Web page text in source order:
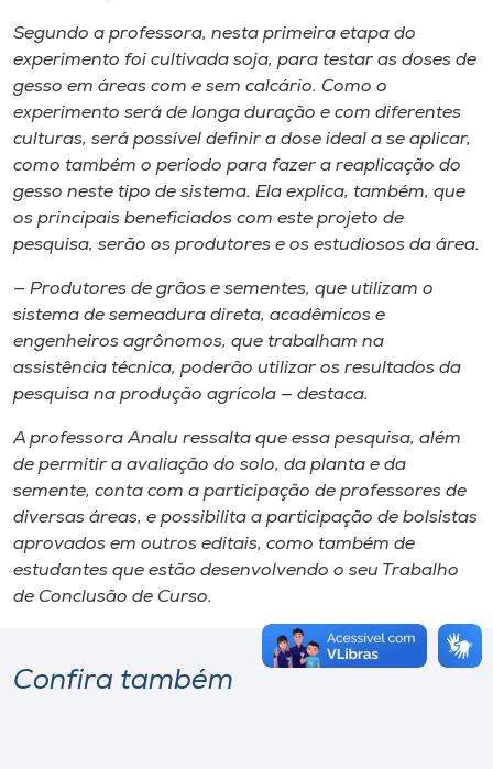
Segundo a professora, nesta primeira etapa do
experimento foi cultivada soja, para testar as doses de
gesso em áreas com e sem calcário. Como o
experimento será de longa duração e com diferentes
culturas, será possível definir a dose ideal a se aplicar,
como também o período para fazer a reaplicação do
gesso neste tipo de sistema. Ela explica, também, que
os principais beneficiados com este projeto de
pesquisa, serão os produtores e os estudiosos da área.
— Produtores de grãos e sementes, que utilizam o
sistema de semeadura direta, acadêmicos e
engenheiros agrônomos, que trabalham na
assistência técnica, poderão utilizar os resultados da
pesquisa na produção agrícola — destaca.
A professora Analu ressalta que essa pesquisa, além
de permitir a avaliação do solo, da planta e da
semente, conta com a participação de professores de
diversas áreas, e possibilita a participação de bolsistas
aprovados em outros editais, como também de
estudantes que estão desenvolvendo o seu Trabalho
de Conclusão de Curso.
Confira também